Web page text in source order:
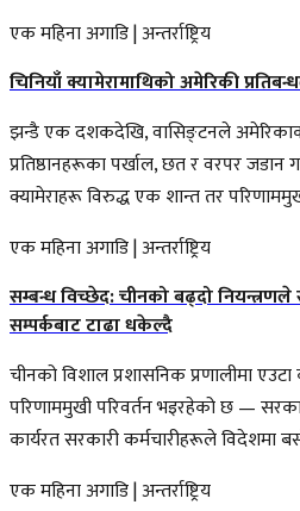
एक महिना अगाडि|अन्तर्राष्ट्रिय
चिनियाँ क्यामेरामाथिको अमेरिकी
झन्डै एक दशकदेखि, वासिङ्टनले
प्रतिष्ठानहरूका पर्खाल, छत र वरपर जडान
क्यामेराहरू विरुद्ध एक शान्त तर
एक महिना अगाडि|अन्तर्राष्ट्रिय
सम्बन्ध विच्छेद: चीनको बढ्दो नियन्त्रणले
सम्पर्कबाट टाढा धकेल्दै
चीनको विशाल प्रशासनिक प्रणालीमा
परिणाममुखी परिवर्तन भइरहेको छ —
कार्यरत सरकारी कर्मचारीहरूले विदेशमा
एक महिना अगाडि|अन्तर्राष्ट्रिय